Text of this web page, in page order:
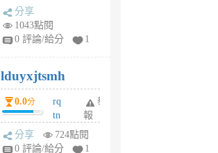
jl
月
前
分享
1043點閱
0 評論/給分
1
lduyxjtsmh
0.0分
rq
tn
jt
gl
舉
報
分享
724點閱
0 評論/給分
1